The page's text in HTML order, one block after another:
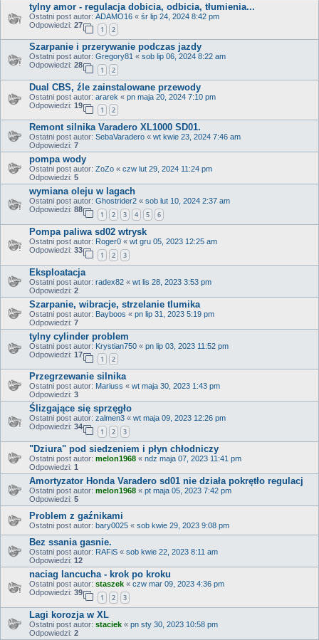
tylny amor - regulacja dobicia, odbicia, tłumienia...
Ostatni post autor: ADAMO16 « śr lip 24, 2024 8:42 pm
Odpowiedzi: 27
1 2
Szarpanie i przerywanie podczas jazdy
Ostatni post autor: Gregory81 « sob lip 06, 2024 8:22 am
Odpowiedzi: 28
1 2
Dual CBS, źle zainstalowane przewody
Ostatni post autor: ararek « pn maja 20, 2024 7:10 pm
Odpowiedzi: 19
1 2
Remont silnika Varadero XL1000 SD01.
Ostatni post autor: SebaVaradero « wt kwie 23, 2024 7:46 am
Odpowiedzi: 7
pompa wody
Ostatni post autor: ZoZo « czw lut 29, 2024 11:24 pm
Odpowiedzi: 5
wymiana oleju w lagach
Ostatni post autor: Ghostrider2 « sob lut 10, 2024 2:37 am
Odpowiedzi: 88
1 2 3 4 5 6
Pompa paliwa sd02 wtrysk
Ostatni post autor: Roger0 « wt gru 05, 2023 12:25 am
Odpowiedzi: 33
1 2 3
Eksploatacja
Ostatni post autor: radex82 « wt lis 28, 2023 3:53 pm
Odpowiedzi: 2
Szarpanie, wibracje, strzelanie tlumika
Ostatni post autor: Bayboos « pn lip 31, 2023 5:19 pm
Odpowiedzi: 7
tylny cylinder problem
Ostatni post autor: Krystian750 « pn lip 03, 2023 11:52 pm
Odpowiedzi: 17
1 2
Przegrzewanie silnika
Ostatni post autor: Mariuss « wt maja 30, 2023 1:43 pm
Odpowiedzi: 3
Ślizgające się sprzęgło
Ostatni post autor: zalmen3 « wt maja 09, 2023 12:26 pm
Odpowiedzi: 34
1 2 3
"Dziura" pod siedzeniem i płyn chłodniczy
Ostatni post autor: melon1968 « ndz maja 07, 2023 11:41 pm
Odpowiedzi: 1
Amortyzator Honda Varadero sd01 nie działa pokrętło regulacj
Ostatni post autor: melon1968 « pt maja 05, 2023 7:42 pm
Odpowiedzi: 5
Problem z gaźnikami
Ostatni post autor: bary0025 « sob kwie 29, 2023 9:08 pm
Bez ssania gasnie.
Ostatni post autor: RAFiS « sob kwie 22, 2023 8:11 am
Odpowiedzi: 12
naciag lancucha - krok po kroku
Ostatni post autor: staszek « czw mar 09, 2023 4:36 pm
Odpowiedzi: 39
1 2 3
Lagi korozja w XL
Ostatni post autor: staciek « pn sty 30, 2023 10:58 pm
Odpowiedzi: 2